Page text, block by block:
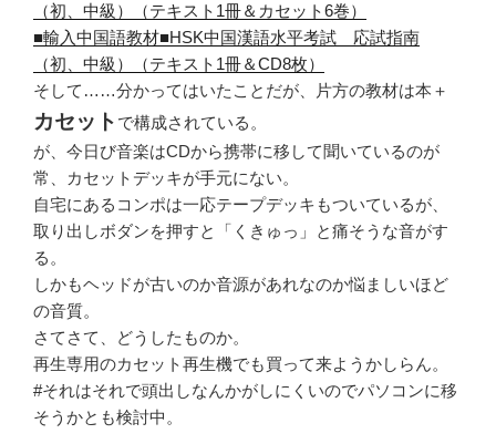
（初、中級）（テキスト1冊＆カセット6巻）
■輸入中国語教材■HSK中国漢語水平考試 応試指南
（初、中級）（テキスト1冊＆CD8枚）
そして……分かってはいたことだが、片方の教材は本＋
カセット で構成されている。
が、今日び音楽はCDから携帯に移して聞いているのが
常、カセットデッキが手元にない。
自宅にあるコンポは一応テープデッキもついているが、
取り出しボダンを押すと「くきゅっ」と痛そうな音がす
る。
しかもヘッドが古いのか音源があれなのか悩ましいほど
の音質。
さてさて、どうしたものか。
再生専用のカセット再生機でも買って来ようかしらん。
#それはそれで頭出しなんかがしにくいのでパソコンに移
そうかとも検討中。